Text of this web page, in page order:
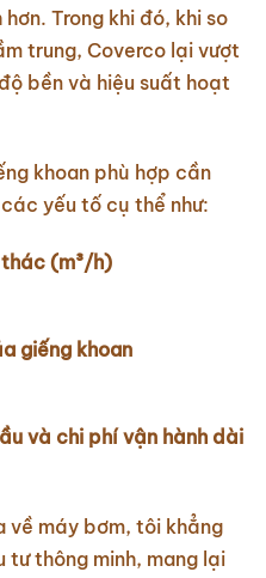
Trong khi đó, khi so
trung, Coverco lại vượt
bền và hiệu suất hoạt
khoan phù hợp cần
yếu tố cụ thể như:
thác (m³/h)
giếng khoan
và chi phí vận hành dài
về máy bơm, tôi khẳng
tư thông minh, mang lại